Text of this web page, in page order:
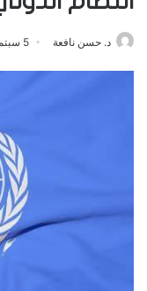
د. حسن نافعة 5 سبتمبر، 2017